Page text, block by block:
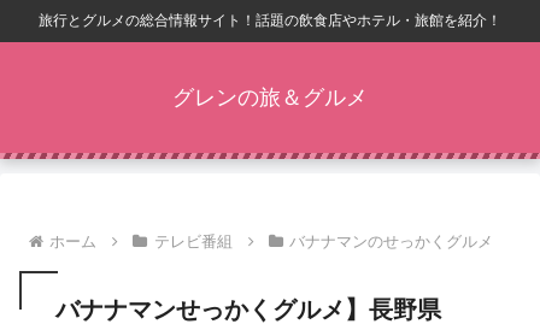
旅行とグルメの総合情報サイト！話題の飲食店やホテル・旅館を紹介！
グレンの旅＆グルメ
ホーム テレビ番組 バナナマンのせっかくグルメ
バナナマンせっかくグルメ】長野県